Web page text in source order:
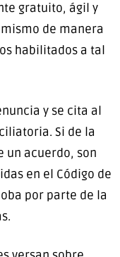
gratuito, ágil y
de manera
habilitados a tal
y se cita al
Si de la
un acuerdo, son
en el Código de
por parte de la